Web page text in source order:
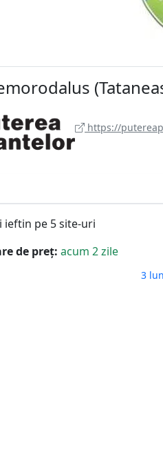
https://
ieftin pe 5 site-uri
de preț: acum 2 zile
3